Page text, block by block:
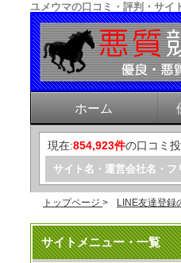
ユメウマの口コミ・評判・サイ
ホーム
現在:854,923件の口コミ
サイト名・運営会社名・フ
トップページ > LINE友達登録
サイトメニュー・一覧